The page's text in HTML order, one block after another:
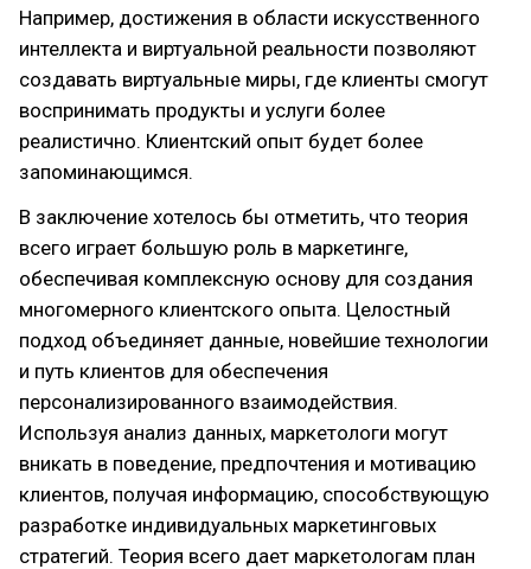
Например, достижения в области искусственного
интеллекта и виртуальной реальности позволяют
создавать виртуальные миры, где клиенты смогут
воспринимать продукты и услуги более
реалистично. Клиентский опыт будет более
запоминающимся.
В заключение хотелось бы отметить, что теория
всего играет большую роль в маркетинге,
обеспечивая комплексную основу для создания
многомерного клиентского опыта. Целостный
подход объединяет данные, новейшие технологии
и путь клиентов для обеспечения
персонализированного взаимодействия.
Используя анализ данных, маркетологи могут
вникать в поведение, предпочтения и мотивацию
клиентов, получая информацию, способствующую
разработке индивидуальных маркетинговых
стратегий. Теория всего дает маркетологам план